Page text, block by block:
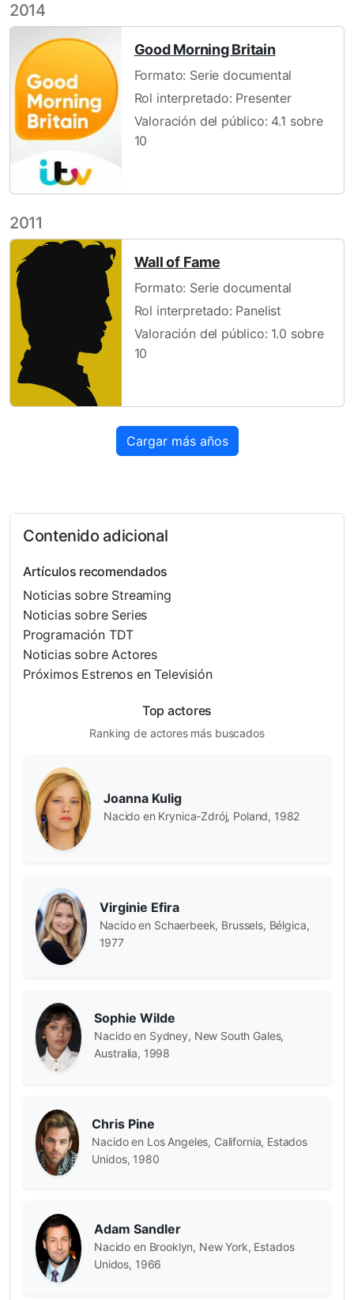
2014
Good Morning Britain
Formato: Serie documental
Rol interpretado: Presenter
Valoración del público: 4.1 sobre
10
2011
Wall of Fame
Formato: Serie documental
Rol interpretado: Panelist
Valoración del público: 1.0 sobre
10
Cargar más años
Contenido adicional
Artículos recomendados
Noticias sobre Streaming
Noticias sobre Series
Programación TDT
Noticias sobre Actores
Próximos Estrenos en Televisión
Top actores
Ranking de actores más buscados
Joanna Kulig
Nacido en Krynica-Zdrój, Poland, 1982
Virginie Efira
Nacido en Schaerbeek, Brussels, Bélgica,
1977
Sophie Wilde
Nacido en Sydney, New South Gales,
Australia, 1998
Chris Pine
Nacido en Los Angeles, California, Estados
Unidos, 1980
Adam Sandler
Nacido en Brooklyn, New York, Estados
Unidos, 1966